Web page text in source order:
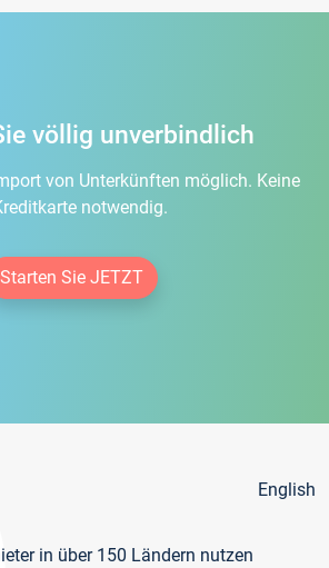
völlig unverbindlich
von Unterkünften möglich. Keine
notwendig.
Starten Sie JETZT
English
in über 150 Ländern nutzen